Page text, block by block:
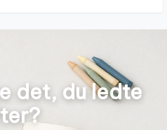
det, du ledte